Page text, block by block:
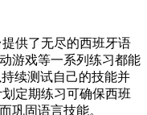
供了无尽的西班牙语
游戏等一系列练习都能
续测试自己的技能并
定期练习可确保西班
巩固语言技能。